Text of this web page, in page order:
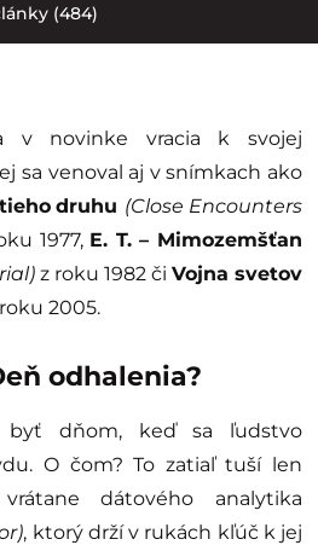
(484)
v novinke vracia k svojej
sa venoval aj v snímkach ako
druhu (Close Encounters
1977, E. T. – Mimozemšťan
z roku 1982 či Vojna svetov
2005.
odhalenia?
byť dňom, keď sa ľudstvo
O čom? To zatiaľ tuší len
dátového analytika
, ktorý drží v rukách kľúč k jej